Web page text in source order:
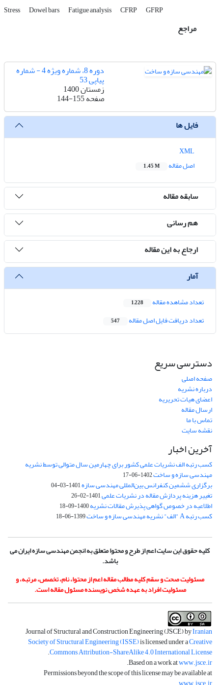
Stress Dowel bars Fatigue analysis CFRP GFRP
مراجع
دوره 8، شماره ویژه 4 - شماره
پیاپی 53
زمستان 1400
صفحه144-155
فایل ها
اصل مقاله
1.45 M
سابقه مقاله
هم رسانی
ارجاع به این مقاله
آمار
تعداد مشاهده مقاله 1,228
تعداد دریافت فایل اصل مقاله 547
دسترسی سریع
صفحه اصلی
درباره نشریه
اعضای هیات تحریریه
ارسال مقاله
تماس با ما
نقشه سایت
آخرین اخبار
کسب رتبه الف نشریات علمی کشور برای چهارمین سال متوالی توسط نشریه
مهندسی سازه و ساخت1402-06-17
برگزاری ششمین کنفرانس بین‌المللی مهندسی سازه1401-03-04
تغییر هزینه پردازش مقاله در نشریات علمی1401-02-26
اطلاعیه در خصوص گواهی پذیرش مقالات نشریه1400-09-18
کسب رتبه A "الف" نشریه مهندسی سازه و ساخت 1399-06-18
کلیه حقوق این سایت اعم از طرح و محتوا متعلق به انجمن مهندسی سازه ایران می
باشد.
مسئولیت صحت و سقم کلیه مطالب مقاله اعم از محتوا، نام، تخصص، مرتبه، و
مسئولیت افراد به عهده شخص نویسنده مسئول مقاله است.
Journal of Structural and Construction Engineering (JSCE) byIranian
Society of Structural Engineering (ISSE)is licensed under aCreative
Commons Attribution-ShareAlike 4.0 International License
.
Based on a work atwww.jsce.ir
.
Permissions beyond the scope of this license may be available at